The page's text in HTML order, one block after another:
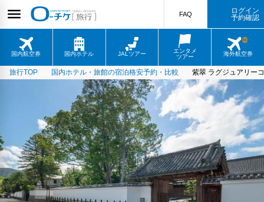
国内航空券 国内ホテル JALツアー
エンタメ
ツアー
海外航空券
FAQ
ログイン
予約確認
旅行TOP 国内ホテル・旅館の宿泊格安予約・比較 紫翠 ラグジュアリー